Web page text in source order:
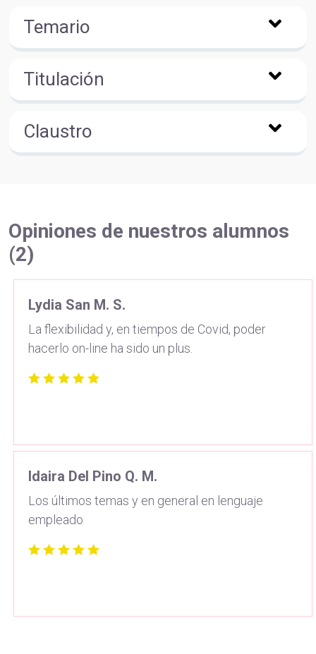
Temario
Titulación
Claustro
Opiniones de nuestros alumnos
(2)
Lydia San M. S.
La flexibilidad y, en tiempos de Covid, poder
hacerlo on-line ha sido un plus.
Idaira Del Pino Q. M.
Los últimos temas y en general en lenguaje
empleado